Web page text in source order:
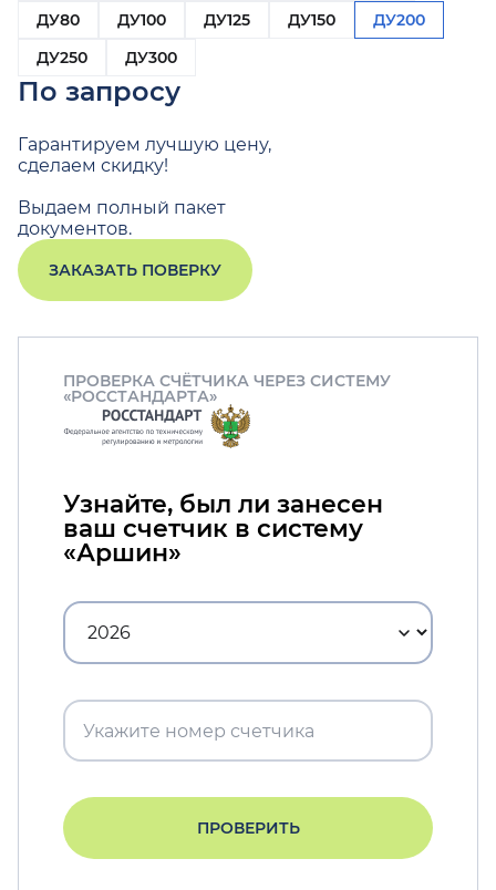
ДУ80
ДУ100 ДУ125 ДУ150
ДУ200
ДУ250
ДУ300
По запросу
Гарантируем лучшую цену,
сделаем скидку!
Выдаем полный пакет
документов.
ЗАКАЗАТЬ ПОВЕРКУ
ПРОВЕРКА СЧЁТЧИКА ЧЕРЕЗ СИСТЕМУ
«РОССТАНДАРТА»
Узнайте, был ли занесен
ваш счетчик в систему
«Аршин»
ПРОВЕРИТЬ